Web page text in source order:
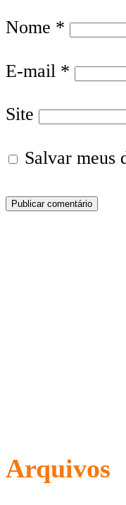
Nome *
E-mail *
Site
Salvar meus
Arquivos